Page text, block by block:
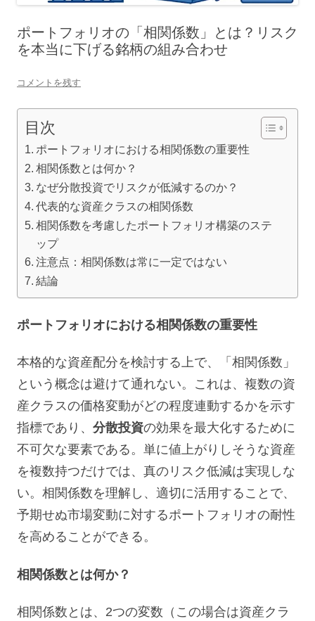
ポートフォリオの「相関係数」とは？リスク
を本当に下げる銘柄の組み合わせ
コメントを残す
目次
ポートフォリオにおける相関係数の重要性
相関係数とは何か？
なぜ分散投資でリスクが低減するのか？
代表的な資産クラスの相関係数
相関係数を考慮したポートフォリオ構築のステ
ップ
注意点：相関係数は常に一定ではない
結論
ポートフォリオにおける相関係数の重要性
本格的な資産配分を検討する上で、「相関係数」
という概念は避けて通れない。これは、複数の資
産クラスの価格変動がどの程度連動するかを示す
指標であり、 分散投資の効果を最大化するために
不可欠な要素である。単に値上がりしそうな資産
を複数持つだけでは、真のリスク低減は実現しな
い。相関係数を理解し、適切に活用することで、
予期せぬ市場変動に対するポートフォリオの耐性
を高めることができる。
相関係数とは何か？
相関係数とは、2つの変数（この場合は資産クラ